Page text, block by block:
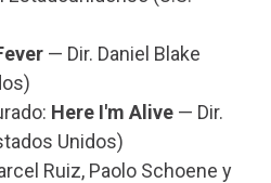
— Dir. Daniel Blake
Here I'm Alive — Dir.
Unidos)
Ruiz, Paolo Schoene y